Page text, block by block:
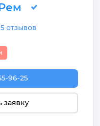
5 отзывов
96-25
заявку